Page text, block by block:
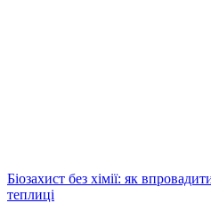
Біозахист без хімії: як
теплиці